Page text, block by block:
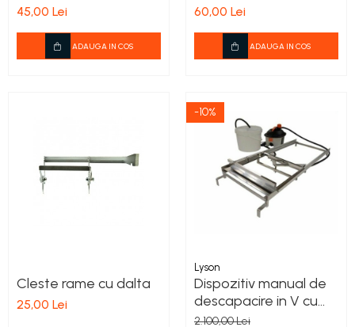
45,00 Lei
ADAUGA IN COS
60,00 Lei
ADAUGA IN COS
Cleste rame cu dalta
25,00 Lei
-10%
Lyson
Dispozitiv manual de
descapacire in V cu
abur - 1000mm
2.100,00 Lei